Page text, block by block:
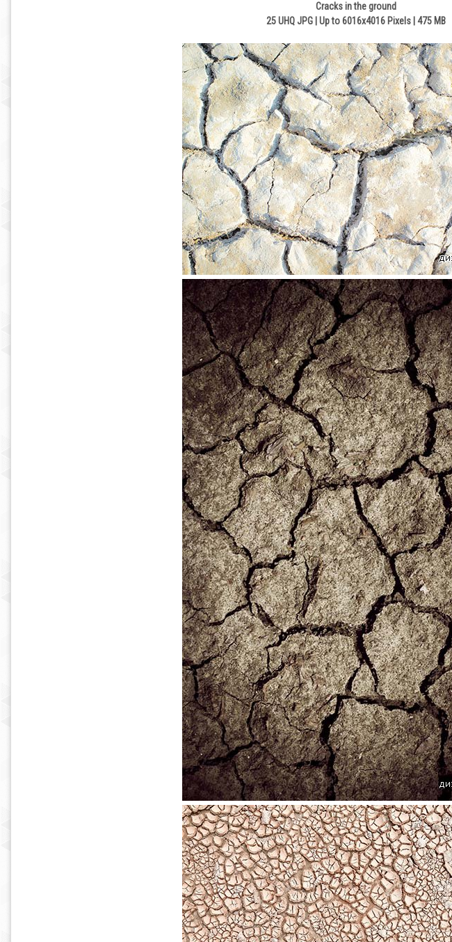
Cracks in the ground
25 UHQ JPG | Up to 6016x4016 Pixels | 475 MB